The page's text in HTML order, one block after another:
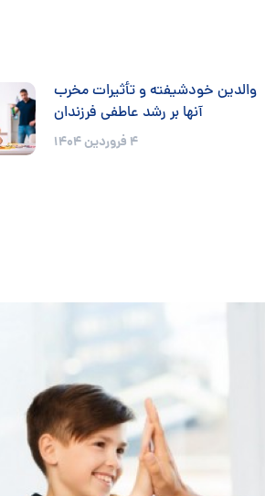
والدین خودشیفته و تأثیرات مخرب
آنها بر رشد عاطفی فرزندان
4 فروردین 1404